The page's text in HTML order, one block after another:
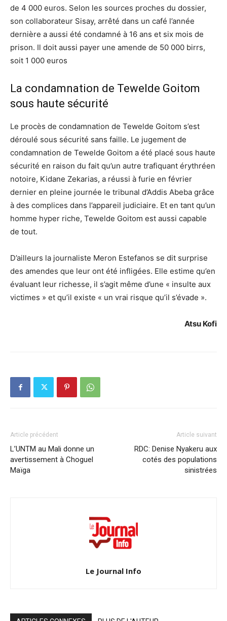
de 4 000 euros. Selon les sources proches du dossier,
son collaborateur Sisay, arrêté dans un café l’année
dernière a aussi été condamné à 16 ans et six mois de
prison. Il doit aussi payer une amende de 50 000 birrs,
soit 1 000 euros
La condamnation de Tewelde Goitom
sous haute sécurité
Le procès de condamnation de Tewelde Goitom s’est
déroulé sous sécurité sans faille. Le jugement de
condamnation de Tewelde Goitom a été placé sous haute
sécurité en raison du fait qu’un autre trafiquant érythréen
notoire, Kidane Zekarias, a réussi à furie en février
dernier en pleine journée le tribunal d’Addis Abeba grâce
à des complices dans l’appareil judiciaire. Et en tant qu’un
homme hyper riche, Tewelde Goitom est aussi capable
de tout.
D’ailleurs la journaliste Meron Estefanos se dit surprise
des amendes que leur ont été infligées. Elle estime qu’en
évaluant leur richesse, il s’agit même d’une « insulte aux
victimes » et qu’il existe « un vrai risque qu’il s’évade ».
Atsu Kofi
Article précédent
L’UNTM au Mali donne un
avertissement à Choguel
Maïga
Article suivant
RDC: Denise Nyakeru aux
cotés des populations
sinistrées
Le Journal Info